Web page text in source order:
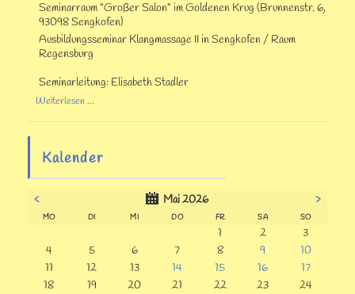
Seminarraum "Großer Salon" im Goldenen Krug (Brunnenstr. 6,
93098 Sengkofen)
Ausbildungsseminar Klangmassage II in Sengkofen / Raum
Regensburg
Seminarleitung: Elisabeth Stadler
Weiterlesen …Ausbildungsseminar
II
Kalender
< Mai 2026 >
MONTAG DI MITTWOCHDONNERSTAG
FR SAMSTAG SONNTAG
1 2
3
4
5 6 7 8 9
10
11
12 13 14 15 16
17
18
19 20 21 22 23
24